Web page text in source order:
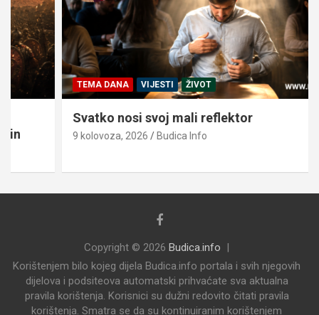
TEMA DANA VIJESTI ŽIVOT
Svatko nosi svoj mali reflektor
9 kolovoza, 2026 Budica Info
Copyright © 2026 Budica.info
Korištenjem bilo kojeg dijela Budica.info portala i svih njegovih
dijelova i podsiteova automatski prihvaćate sva aktualna
pravila korištenja. Korisnici su dužni redovito čitati pravila
korištenja. Smatra se da su kontinuiranim korištenjem